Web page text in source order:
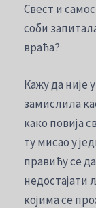
Свест и
соби
враћа?
Кажу да није
замислила
како повија
ту мисао у
правићу се
недостајати
којима се